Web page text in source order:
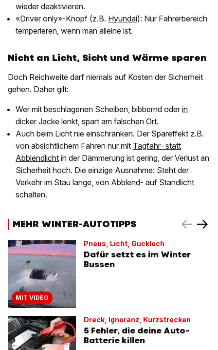
wieder deaktivieren.
«Driver only»-Knopf (z.B. Hyundai): Nur Fahrerbereich
temperieren, wenn man alleine ist.
Nicht an Licht, Sicht und Wärme sparen
Doch Reichweite darf niemals auf Kosten der Sicherheit
gehen. Daher gilt:
Wer mit beschlagenen Scheiben, bibbernd oder in
dicker Jacke lenkt, spart am falschen Ort.
Auch beim Licht nie einschränken. Der Spareffekt z.B.
von absichtlichem Fahren nur mit Tagfahr- statt
Abblendlicht in der Dämmerung ist gering, der Verlust an
Sicherheit hoch. Die einzige Ausnahme: Steht der
Verkehr im Stau lange, von Abblend- auf Standlicht
schalten.
MEHR WINTER-AUTOTIPPS
MIT VIDEO
Pneus, Licht, Guckloch
Dafür setzt es im Winter
Bussen
Dreck, Ignoranz, Kurzstrecken
5 Fehler, die deine Auto-
Batterie killen